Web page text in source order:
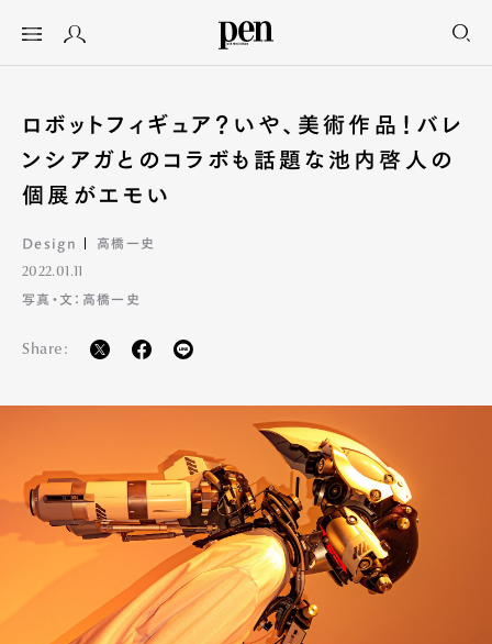
ロボットフィギュア？いや、美術作品！バレ
ンシアガとのコラボも話題な池内啓人の
個展がエモい
Design 高橋一史
2022.01.11
写真・文：高橋一史
Share: